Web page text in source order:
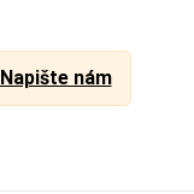
Napište nám